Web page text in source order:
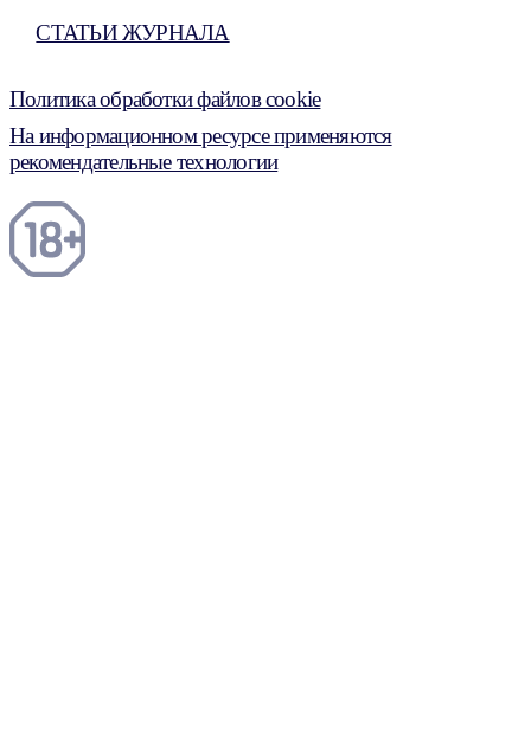
СТАТЬИ ЖУРНАЛА
Политика обработки файлов cookie
На информационном ресурсе применяются
рекомендательные технологии